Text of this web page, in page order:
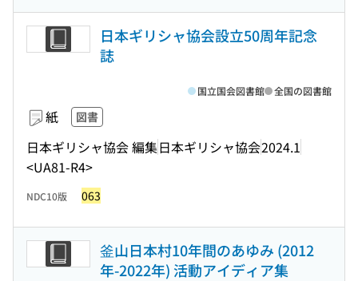
日本ギリシャ協会設立50周年記念
誌
紙 図書
日本ギリシャ協会 編集日本ギリシャ協会2024.1
<UA81-R4>
国立国会図書館 全国の図書館
NDC10版 063
釜山日本村10年間のあゆみ (2012
年-2022年) 活動アイディア集